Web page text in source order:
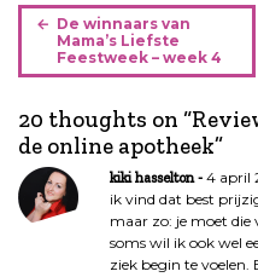
B
r
c
h
t
n
a
De winnaars van
Mama’s Liefste
Feestweek – week 4
20 thoughts on “
de online apotheek”
kiki hasselton
4 april
ik vind dat best
maar zo: je moet
soms wil ik ook wel
ziek begin te voelen.